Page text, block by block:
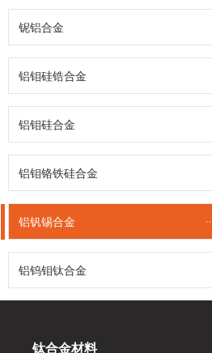
铌铝合金
铝钼硅锆合金
铝钼硅合金
铝钼铬铁硅合金
铝钒锡合金
铝钨钼钛合金
钛合金材料